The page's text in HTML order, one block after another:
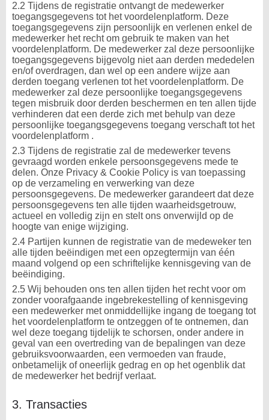
2.2 Tijdens de registratie ontvangt de medewerker
toegangsgegevens tot het voordelenplatform. Deze
toegangsgegevens zijn persoonlijk en verlenen enkel de
medewerker het recht om gebruik te maken van het
voordelenplatform. De medewerker zal deze persoonlijke
toegangsgegevens bijgevolg niet aan derden mededelen
en/of overdragen, dan wel op een andere wijze aan
derden toegang verlenen tot het voordelenplatform. De
medewerker zal deze persoonlijke toegangsgegevens
tegen misbruik door derden beschermen en ten allen tijde
verhinderen dat een derde zich met behulp van deze
persoonlijke toegangsgegevens toegang verschaft tot het
voordelenplatform .
2.3 Tijdens de registratie zal de medewerker tevens
gevraagd worden enkele persoonsgegevens mede te
delen. Onze Privacy & Cookie Policy is van toepassing
op de verzameling en verwerking van deze
persoonsgegevens. De medewerker garandeert dat deze
persoonsgegevens ten alle tijden waarheidsgetrouw,
actueel en volledig zijn en stelt ons onverwijld op de
hoogte van enige wijziging.
2.4 Partijen kunnen de registratie van de medeweker ten
alle tijden beëindigen met een opzegtermijn van één
maand volgend op een schriftelijke kennisgeving van de
beëindiging.
2.5 Wij behouden ons ten allen tijden het recht voor om
zonder voorafgaande ingebrekestelling of kennisgeving
een medewerker met onmiddellijke ingang de toegang tot
het voordelenplatform te ontzeggen of te ontnemen, dan
wel deze toegang tijdelijk te schorsen, onder andere in
geval van een overtreding van de bepalingen van deze
gebruiksvoorwaarden, een vermoeden van fraude,
onbetamelijk of oneerlijk gedrag en op het ogenblik dat
de medewerker het bedrijf verlaat.
3. Transacties